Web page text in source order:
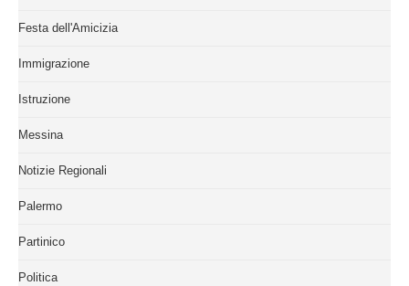
Festa dell'Amicizia
Immigrazione
Istruzione
Messina
Notizie Regionali
Palermo
Partinico
Politica